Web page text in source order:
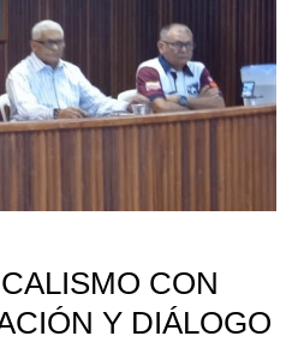
CON
Y DIÁLOGO